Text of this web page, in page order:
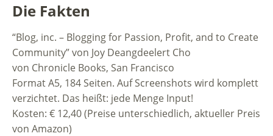
Die Fakten
“Blog, inc. – Blogging for Passion, Profit, and to Create
Community” von Joy Deangdeelert Cho
von Chronicle Books, San Francisco
Format A5, 184 Seiten. Auf Screenshots wird komplett
verzichtet. Das heißt: jede Menge Input!
Kosten: € 12,40 (Preise unterschiedlich, aktueller Preis
von Amazon)